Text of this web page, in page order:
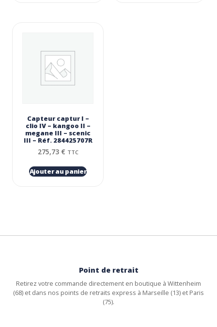
Capteur captur I –
clio IV – kangoo II –
megane III – scenic
III – Réf. 284425707R
275,73 € TTC
Ajouter au panier
Point de retrait
Retirez votre commande directement en boutique à Wittenheim
(68) et dans nos points de retraits express à Marseille (13) et Paris
(75).